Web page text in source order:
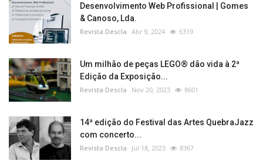
Desenvolvimento Web Profissional | Gomes
& Canoso, Lda.
Revista Descla Abr 9, 2024 6319
Um milhão de peças LEGO® dão vida à 2ª
Edição da Exposição...
Revista Descla Nov 20, 2023 8601
14ª edição do Festival das Artes QuebraJazz
com concerto...
Revista Descla Jul 18, 2023 8367